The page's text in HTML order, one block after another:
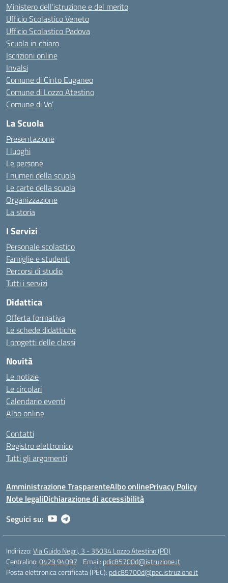
Ministero dell’istruzione e del merito
Ufficio Scolastico Veneto
Ufficio Scolastico Padova
Scuola in chiaro
Iscrizioni online
Invalsi
Comune di Cinto Euganeo
Comune di Lozzo Atestino
Comune di Vo’
La Scuola
Presentazione
I luoghi
Le persone
I numeri della scuola
Le carte della scuola
Organizzazione
La storia
I Servizi
Personale scolastico
Famiglie e studenti
Percorsi di studio
Tutti i servizi
Didattica
Offerta formativa
Le schede didattiche
I progetti delle classi
Novità
Le notizie
Le circolari
Calendario eventi
Albo online
Contatti
Registro elettronico
Tutti gli argomenti
Amministrazione TrasparenteAlbo onlinePrivacy Policy
Note legaliDichiarazione di accessibilità
Seguici su:
Indirizzo:Via Guido Negri, 3 - 35034 Lozzo Atestino (PD)
Centralino:0429 94097 Email: pdic85700d@istruzione.it
Posta elettronica certificata (PEC): pdic85700d@pec.istruzione.it